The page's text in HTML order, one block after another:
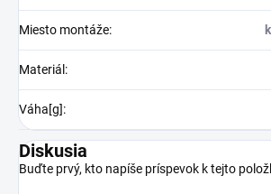
Miesto montáže:
Materiál :
Váha[g]:
Diskusia
Buďte prvý, kto napíše príspevok k tejto